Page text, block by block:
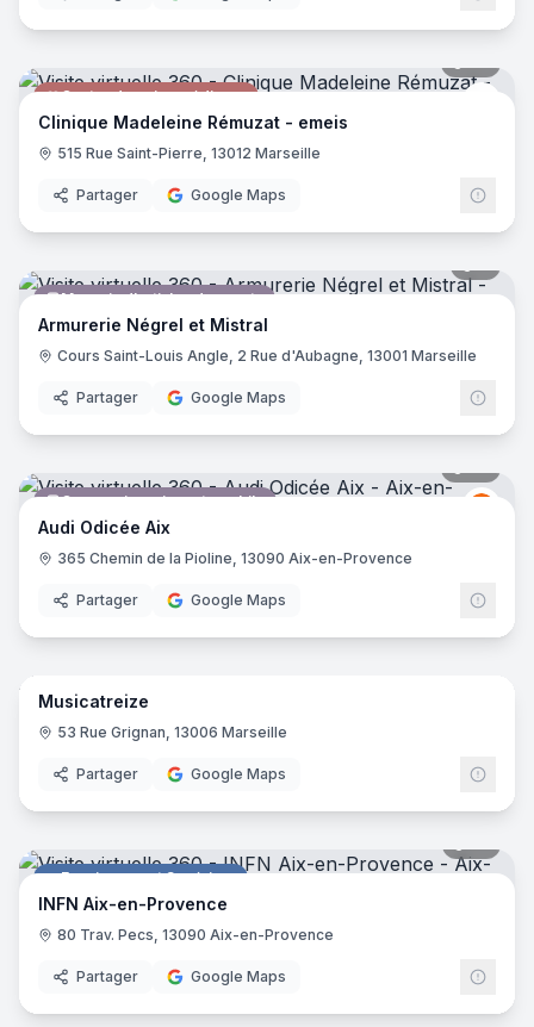
Centre de soins médicaux
Clinique Madeleine Rémuzat - emeis
515 Rue Saint-Pierre, 13012 Marseille
Partager Google Maps
Magasin d'articles de sports
Armurerie Négrel et Mistral
Cours Saint-Louis Angle, 2 Rue d'Aubagne, 13001 Marseille
Partager Google Maps
Concessionnaire automobile Audi
Audi Odicée Aix
365 Chemin de la Pioline, 13090 Aix-en-Provence
Partager Google Maps
Salle de spectacles
11
Musicatreize
53 Rue Grignan, 13006 Marseille
Partager Google Maps
Enseignement Supérieur
INFN Aix-en-Provence
80 Trav. Pecs, 13090 Aix-en-Provence
Partager Google Maps